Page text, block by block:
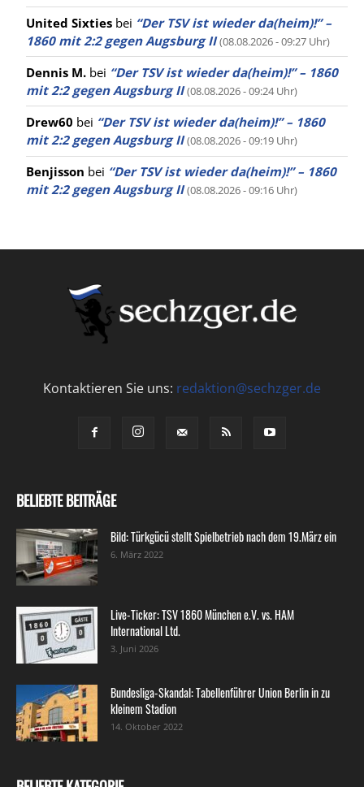
United Sixties bei “Der TSV ist wieder da(heim)!” –
1860 mit 2:2 gegen Augsburg II (08.08.2026 - 09:27 Uhr)
Dennis M. bei “Der TSV ist wieder da(heim)!” – 1860
mit 2:2 gegen Augsburg II (08.08.2026 - 09:24 Uhr)
Drew60 bei “Der TSV ist wieder da(heim)!” – 1860
mit 2:2 gegen Augsburg II (08.08.2026 - 09:19 Uhr)
Benjisson bei “Der TSV ist wieder da(heim)!” – 1860
mit 2:2 gegen Augsburg II (08.08.2026 - 09:16 Uhr)
Kontaktieren Sie uns: redaktion@sechzger.de
BELIEBTE BEITRÄGE
Bild: Türkgücü stellt Spielbetrieb nach dem 19.März ein
6. März 2022
Live-Ticker: TSV 1860 München e.V. vs. HAM
International Ltd.
3. Juni 2026
Bundesliga-Skandal: Tabellenführer Union Berlin in zu
kleinem Stadion
14. Oktober 2022